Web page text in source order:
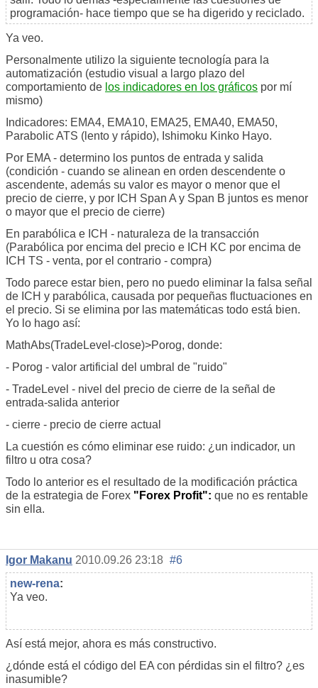
programación- hace tiempo que se ha digerido y reciclado.
Ya veo.
Personalmente utilizo la siguiente tecnología para la
automatización (estudio visual a largo plazo del
comportamiento de los indicadores en los gráficos por mí
mismo)
Indicadores: EMA4, EMA10, EMA25, EMA40, EMA50,
Parabolic ATS (lento y rápido), Ishimoku Kinko Hayo.
Por EMA - determino los puntos de entrada y salida
(condición - cuando se alinean en orden descendente o
ascendente, además su valor es mayor o menor que el
precio de cierre, y por ICH Span A y Span B juntos es menor
o mayor que el precio de cierre)
En parabólica e ICH - naturaleza de la transacción
(Parabólica por encima del precio e ICH KC por encima de
ICH TS - venta, por el contrario - compra)
Todo parece estar bien, pero no puedo eliminar la falsa señal
de ICH y parabólica, causada por pequeñas fluctuaciones en
el precio. Si se elimina por las matemáticas todo está bien.
Yo lo hago así:
MathAbs(TradeLevel-close)>Porog, donde:
- Porog - valor artificial del umbral de "ruido"
- TradeLevel - nivel del precio de cierre de la señal de
entrada-salida anterior
- cierre - precio de cierre actual
La cuestión es cómo eliminar ese ruido: ¿un indicador, un
filtro u otra cosa?
Todo lo anterior es el resultado de la modificación práctica
de la estrategia de Forex "Forex Profit": que no es rentable
sin ella.
Igor Makanu 2010.09.26 23:18 #6
new-rena:
Ya veo.
Así está mejor, ahora es más constructivo.
¿dónde está el código del EA con pérdidas sin el filtro? ¿es
inasumible?